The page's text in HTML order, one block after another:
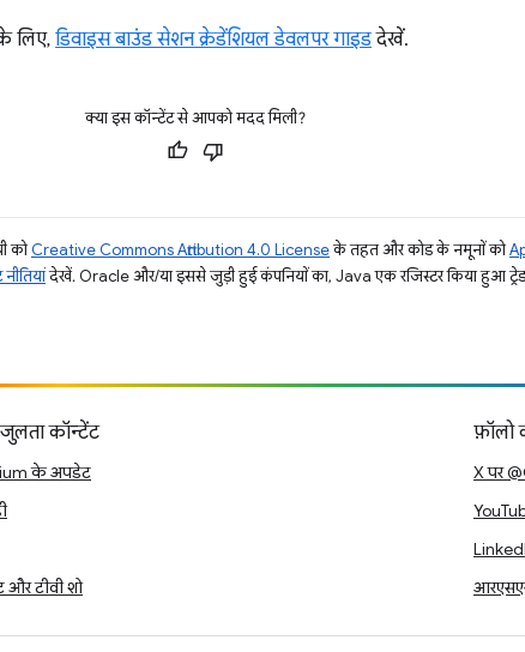
लिए, डिवाइस बाउंड सेशन क्रेडेंशियल डेवलपर गाइडदेखें.
क्या इस कॉन्टेंट से आपको मदद मिली?
कोCreative Commons Attribution 4.0 Licenseके तहत और कोड के नमूनों को
देखें. Oracle और/या इससे जुड़ी हुई कंपनियों का, Java एक रजिस्टर किया हुआ
कॉन्टेंट
के अपडेट
और टीवी शो
फ़ॉलो
X पर